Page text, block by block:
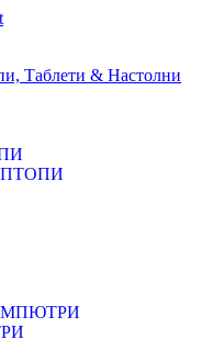
Таблети & Настолни